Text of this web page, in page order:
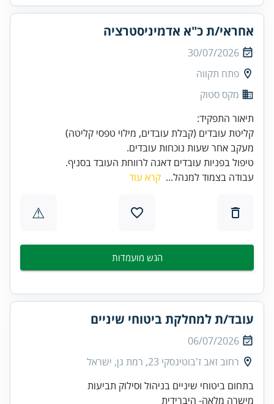
אחראי/ת כ"א אדמיניסטרציה
30/07/2026
פתח תקווה
מקס סטוק
טיפול בפניות עובדים דאגה לרווחת העובד בסניף.
עבודה בצמוד למנהל... קרא עוד
⚠
הגש מועמדות
עובד/ת למחלקת ביטוחי שיניים
06/07/2026
רחוב זאב ז'בוטינסקי 23, רמת גן, ישראל